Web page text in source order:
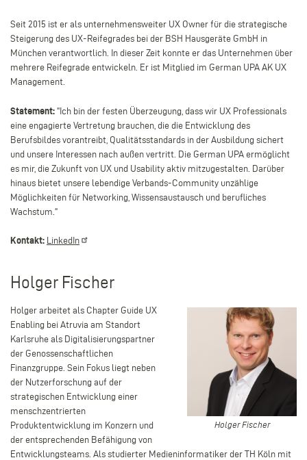
Seit 2015 ist er als unternehmensweiter UX Owner für die strategische
Steigerung des UX-Reifegrades bei der BSH Hausgeräte GmbH in
München verantwortlich. In dieser Zeit konnte er das Unternehmen über
mehrere Reifegrade entwickeln. Er ist Mitglied im German UPA AK UX
Management.
Statement:"Ich bin der festen Überzeugung, dass wir UX Professionals
eine engagierte Vertretung brauchen, die die Entwicklung des
Berufsbildes vorantreibt, Qualitätsstandards in der Ausbildung sichert
und unsere Interessen nach außen vertritt. Die German UPA ermöglicht
es mir, die Zukunft von UX und Usability aktiv mitzugestalten. Darüber
hinaus bietet unsere lebendige Verbands-Community unzählige
Möglichkeiten für Networking, Wissensaustausch und berufliches
Wachstum. "
Kontakt: LinkedIn
Holger Fischer
Holger Fischer
Holger arbeitet als Chapter Guide UX
Enabling bei Atruvia am Standort
Karlsruhe als Digitalisierungspartner
der Genossenschaftlichen
Finanzgruppe. Sein Fokus liegt neben
der Nutzerforschung auf der
strategischen Entwicklung einer
menschzentrierten
Produktentwicklung im Konzern und
der entsprechenden Befähigung von
Entwicklungsteams. Als studierter Medieninformatiker der TH Köln mit